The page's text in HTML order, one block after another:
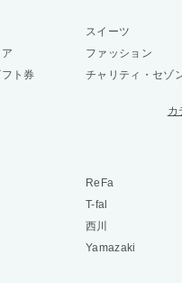
スイーツ
ファッション
ト券 チャリティ・セゾ
カ
ReFa
T-fal
西川
Yamazaki